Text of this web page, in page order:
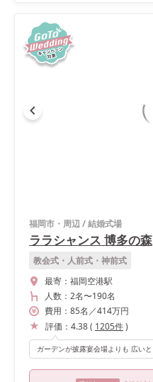
福岡市・周辺/結婚式場
ララシャンス 博多の森
教会式・人前式・神前式
最寄： 福岡空港駅
人数： 2名〜190名
費用： 85名 ／414万円
評価： 4.38( 1205件)